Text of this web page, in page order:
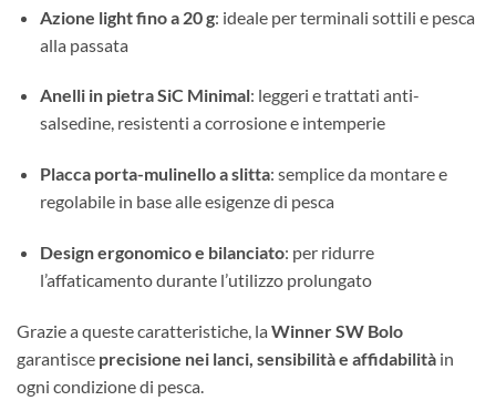
Azione light fino a 20 g: ideale per terminali sottili e pesca
alla passata
Anelli in pietra SiC Minimal: leggeri e trattati anti-
salsedine, resistenti a corrosione e intemperie
Placca porta-mulinello a slitta: semplice da montare e
regolabile in base alle esigenze di pesca
Design ergonomico e bilanciato: per ridurre
l’affaticamento durante l’utilizzo prolungato
Grazie a queste caratteristiche, la Winner SW Bolo
garantisce precisione nei lanci, sensibilità e affidabilità in
ogni condizione di pesca.